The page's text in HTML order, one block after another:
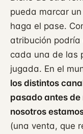
pueda marcar
haga el pase.
atribución podría
cada una de las
jugada. En el
los distintos
pasado antes
nosotros
(una venta, que